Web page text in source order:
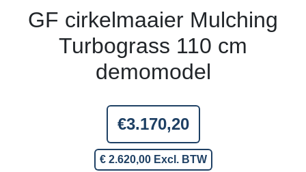
€3.170,20
€ 2.620,00 Excl. BTW
GF cirkelmaaier Mulching
Turbograss 110 cm
demomodel